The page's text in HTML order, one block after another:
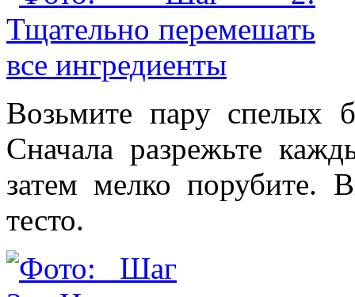
Возьмите пару спелых
Сначала разрежьте
затем мелко порубите.
тесто.